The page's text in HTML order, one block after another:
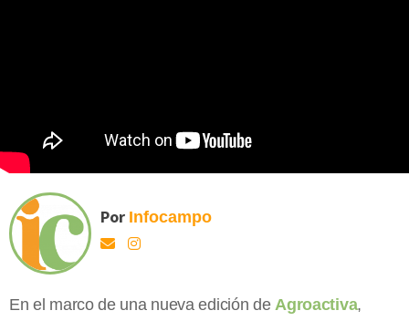
Por Infocampo
En el marco de una nueva edición de Agroactiva,